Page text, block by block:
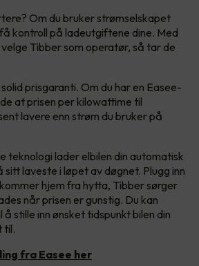
Om du bruker strømselskapet
kontroll på ladeutgiftene dine. Med
Tibber som operatør, så tar de
prisgaranti. Om du har en Easee-
at prisen per kilowattime til
lavere enn strøm du bruker på
teknologi lader elbilen din automatisk
laveste i løpet av døgnet. Plugg inn
hjem fra hytta, Tibber sørger
når prisen er gunstig. Du kan
stille inn ønsket tidspunkt bilen din
til.
fra Easee her